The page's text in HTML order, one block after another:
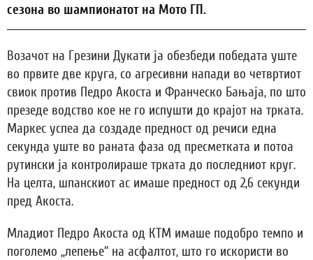
сезона во шампионатот на Мото ГП.
Возачот на Грезини Дукати ја обезбеди победата уште
во првите две круга, со агресивни напади во четвртиот
свиок против Педро Акоста и Франческо Бањаја, по што
презеде водство кое не го испушти до крајот на трката.
Маркес успеа да создаде предност од речиси една
секунда уште во раната фаза од пресметката и потоа
рутински ја контролираше трката до последниот круг.
На целта, шпанскиот ас имаше предност од 2,6 секунди
пред Акоста.
Младиот Педро Акоста од КТМ имаше подобро темпо и
поголемо „лепење“ на асфалтот, што го искористи во